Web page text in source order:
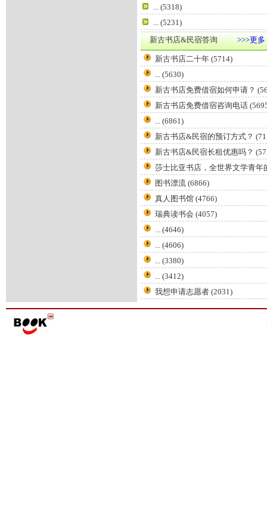
... (5318)
... (5231)
新古书店&民宿答询
>>>更多
新古书店二十年 (5714)
... (5630)
新古书店免费借宿如何申请？
新古书店免费借宿咨询电话
... (6861)
新古书店&民宿的预订方式？
新古书店&民宿长租优惠吗？
莎士比亚书店，全世界文学青年
图书漂流 (6866)
真人图书馆 (4766)
瑞典读书会 (4057)
... (4646)
... (4606)
... (3380)
... (3412)
我想申请志愿者 (2031)